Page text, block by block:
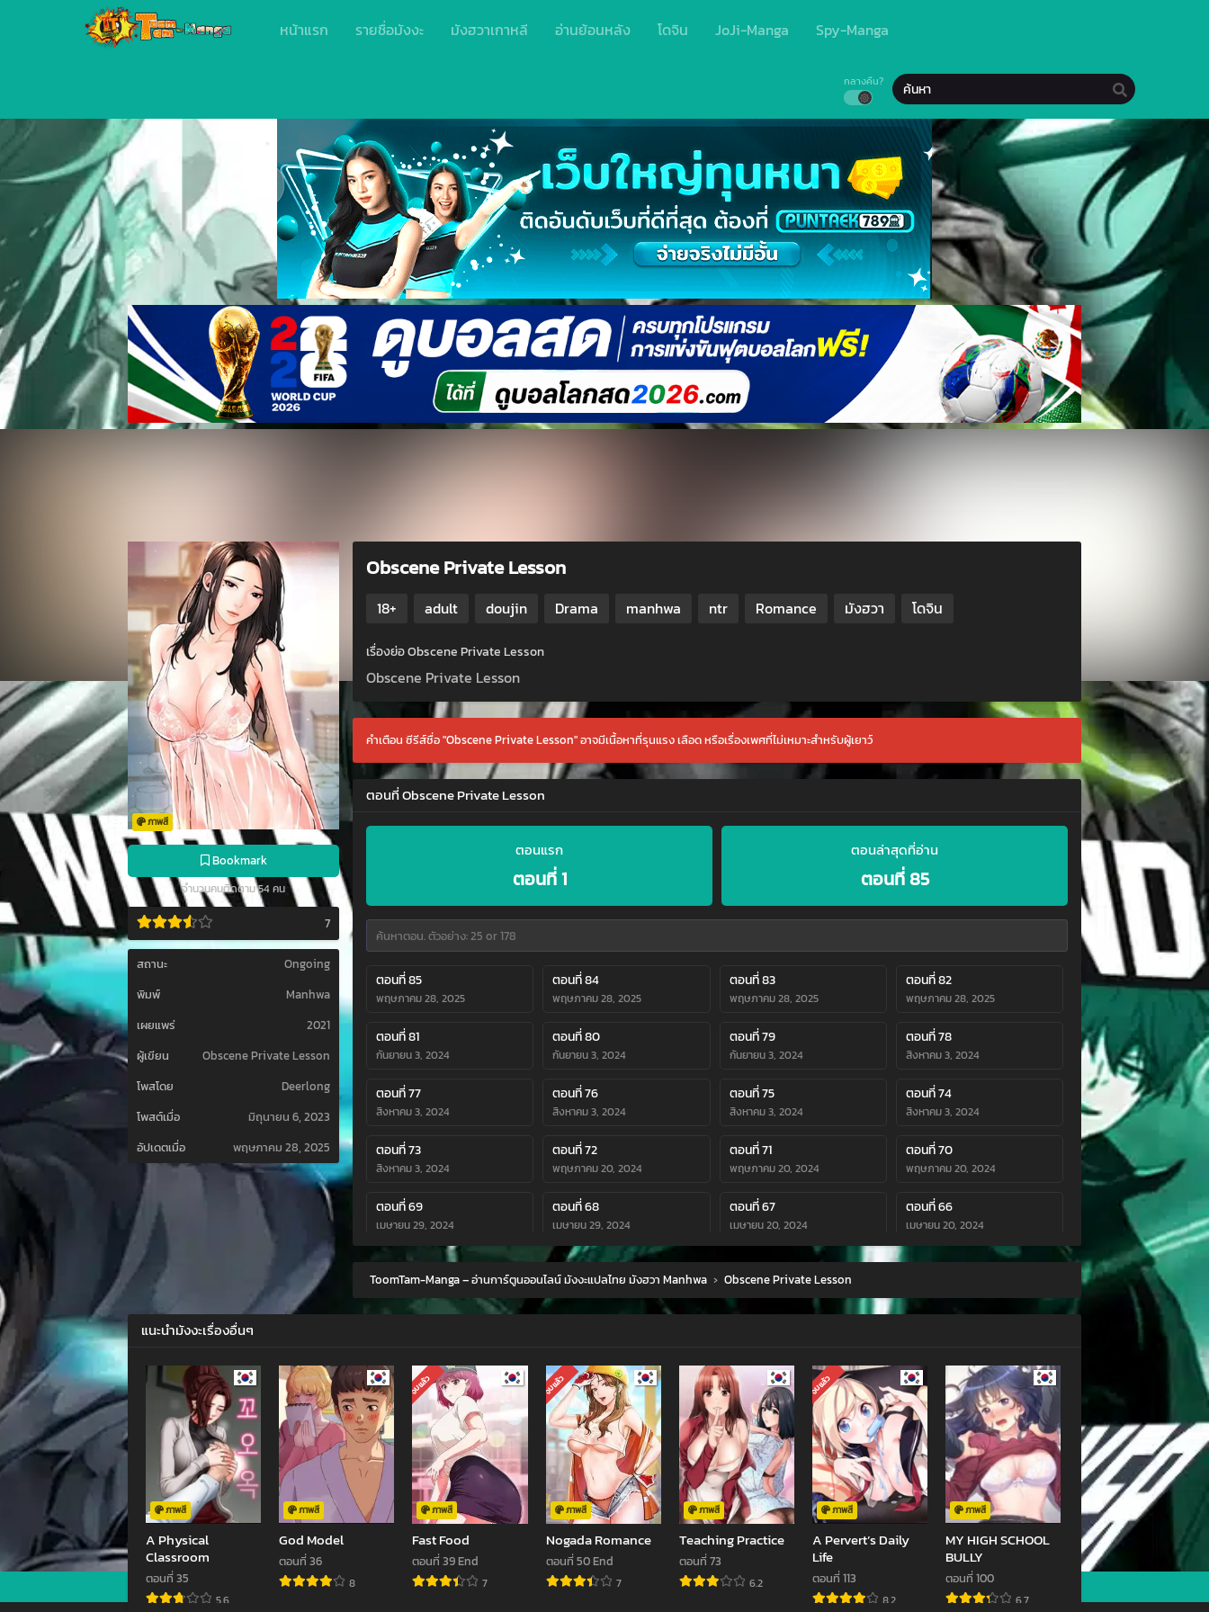
หน้าแรก รายชื่อมังงะ มังฮวาเกาหลี อ่านย้อนหลัง โดจิน JoJi-Manga Spy-Manga
กลางคืน?
ภาพสี
Bookmark
จำนวนคนติดตาม 54 คน
7
สถานะ
Ongoing
พิมพ์
Manhwa
เผยแพร่
2021
ผู้เขียน
Obscene Private Lesson
โพสโดย
Deerlong
โพสต์เมื่อ
มิถุนายน 6, 2023
อัปเดตเมื่อ
พฤษภาคม 28, 2025
Obscene Private Lesson
18+ adult doujin Drama manhwa ntr Romance มังฮวา โดจิน
เรื่องย่อ Obscene Private Lesson
Obscene Private Lesson
คำเตือน ซีรีส์ชื่อ "Obscene Private Lesson" อาจมีเนื้อหาที่รุนแรง เลือด หรือเรื่องเพศที่ไม่เหมาะสำหรับผู้เยาว์
ตอนที่ Obscene Private Lesson
ตอนแรก
ตอนที่ 1
ตอนล่าสุดที่อ่าน
ตอนที่ 85
ตอนที่ 85
พฤษภาคม 28, 2025
ตอนที่ 84
พฤษภาคม 28, 2025
ตอนที่ 83
พฤษภาคม 28, 2025
ตอนที่ 82
พฤษภาคม 28, 2025
ตอนที่ 81
กันยายน 3, 2024
ตอนที่ 80
กันยายน 3, 2024
ตอนที่ 79
กันยายน 3, 2024
ตอนที่ 78
สิงหาคม 3, 2024
ตอนที่ 77
สิงหาคม 3, 2024
ตอนที่ 76
สิงหาคม 3, 2024
ตอนที่ 75
สิงหาคม 3, 2024
ตอนที่ 74
สิงหาคม 3, 2024
ตอนที่ 73
สิงหาคม 3, 2024
ตอนที่ 72
พฤษภาคม 20, 2024
ตอนที่ 71
พฤษภาคม 20, 2024
ตอนที่ 70
พฤษภาคม 20, 2024
ตอนที่ 69
เมษายน 29, 2024
ตอนที่ 68
เมษายน 29, 2024
ตอนที่ 67
เมษายน 20, 2024
ตอนที่ 66
เมษายน 20, 2024
ตอนที่ 65
มีนาคม 23, 2024
ตอนที่ 64
มีนาคม 23, 2024
ตอนที่ 63
มีนาคม 23, 2024
ตอนที่ 62
ตอนที่ 61 ตอนที่ 60 ตอนที่ 59 ตอนที่ 58
ตอนที่ 57
กุมภาพันธ์ 24, 2024
ตอนที่ 56
มกราคม 28, 2024
ตอนที่ 55
มกราคม 28, 2024
ตอนที่ 54
มกราคม 28, 2024
ตอนที่ 53
มกราคม 14, 2024
ตอนที่ 52
ธันวาคม 31, 2023
ตอนที่ 51
ธันวาคม 16, 2023
ตอนที่ 50
ธันวาคม 16, 2023
ตอนที่ 49
พฤศจิกายน 26, 2023
ตอนที่ 48
พฤศจิกายน 21, 2023
ตอนที่ 47
พฤศจิกายน 5, 2023
ตอนที่ 46
พฤศจิกายน 5, 2023
ตอนที่ 45
พฤศจิกายน 5, 2023
ตอนที่ 44
กันยายน 24, 2023
ตอนที่ 43 ตอนที่ 42
สิงหาคม 28, 2023
ตอนที่ 38
ToomTam-Manga – อ่านการ์ตูนออนไลน์ มังงะแปลไทย มังฮวา Manhwa › Obscene Private Lesson
แนะนำมังงะเรื่องอื่นๆ
ภาพสี
A Physical
Classroom
ตอนที่ 35
5.6
ภาพสี
God Model
ตอนที่ 36
8
จบแล้ว
ภาพสี
Fast Food
ตอนที่ 39 End
7
จบแล้ว
ภาพสี
Nogada Romance
ตอนที่ 50 End
7
ภาพสี
Teaching Practice
ตอนที่ 73
6.2
จบแล้ว
ภาพสี
A Pervert’s Daily
Life
ตอนที่ 113
8.2
ภาพสี
MY HIGH SCHOOL
BULLY
ตอนที่ 100
6.7
jav มังงะ ซีรีย์ออนไลน์ คลิปหลุด